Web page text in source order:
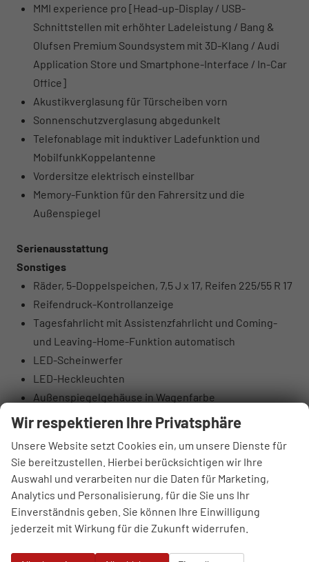
MMI experience pro [Head-up-Display / USB-
Schnittstellen mit erhöhter Ladeleistung / Bang &
Olufsen Premium Soundsystem mit 3D-Klang / Audi
Application Store und Smartphone-Interface / In-Car
Office]
Akustikverglasung für Türscheiben vorn
Sonnenschutzverglasung abgedunkelt
Telefonablage mit induktiver Ladefunktion und
MobilfunkKoppelantenne
Vordersitze elektrisch einstellbar
Memory-Funktion für den Fahrersitz und die
Außenspiegel
Serienausstattung
Sonstiges
Räder, 5-Doppelspeichen, 7,5 J x 17, Reifen 225/55 R 17
Reifendruck-Kontrollanzeige
Tagesfahrlicht mit Assistenzfahrlicht und Coming-
und Leaving-Home-Funktion automatisch
LED-Scheinwerfer
LED-Heckleuchten
Außenspiegelgehäuse in Wagenfarbe
Projektionsleuchte in den Außenspiegeln
Dachreling Aluminiumoptik
Wärmeschutz- und Akustikverglasung Frontscheibe
Scheiben seitlich und hinten in
Wärmeschutzverglasung
Kühlerschutzgitter und Diffusor schwarz matt
genarbt
Wir respektieren Ihre Privatsphäre
Unsere Website setzt Cookies ein, um unsere Dienste für
Sie bereitzustellen. Hierbei berücksichtigen wir Ihre
Auswahl und verarbeiten nur die Daten für Marketing,
Analytics und Personalisierung, für die Sie uns Ihr
Einverständnis geben. Sie können Ihre Einwilligung
jederzeit mit Wirkung für die Zukunft widerrufen.